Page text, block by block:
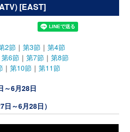
[EAST]
2節 ｜ 第3節 ｜ 第4節
第6節 ｜ 第7節 ｜ 第8節
｜ 第10節 ｜ 第11節
6月28日
～6月28日）